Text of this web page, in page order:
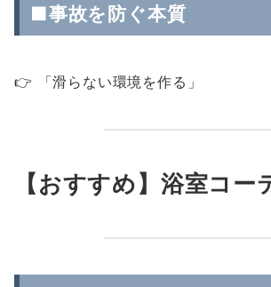
■事故を防ぐ本質
👉 「滑らない環境を作る」
【おすすめ】浴室コー